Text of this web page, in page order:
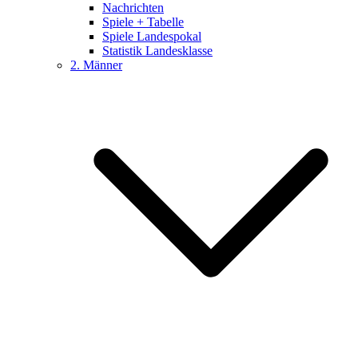
Nachrichten
Spiele + Tabelle
Spiele Landespokal
Statistik Landesklasse
2. Männer